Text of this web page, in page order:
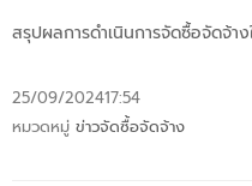
สรุปผลการดำเนินการจัดซื้อจัดจ้า
25/09/202417:54
หมวดหมู่ ข่าวจัดซื้อจัดจ้าง